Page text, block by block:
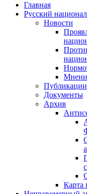
Главная
Русский
Новости
Публикации
Документы
Архив
Карта